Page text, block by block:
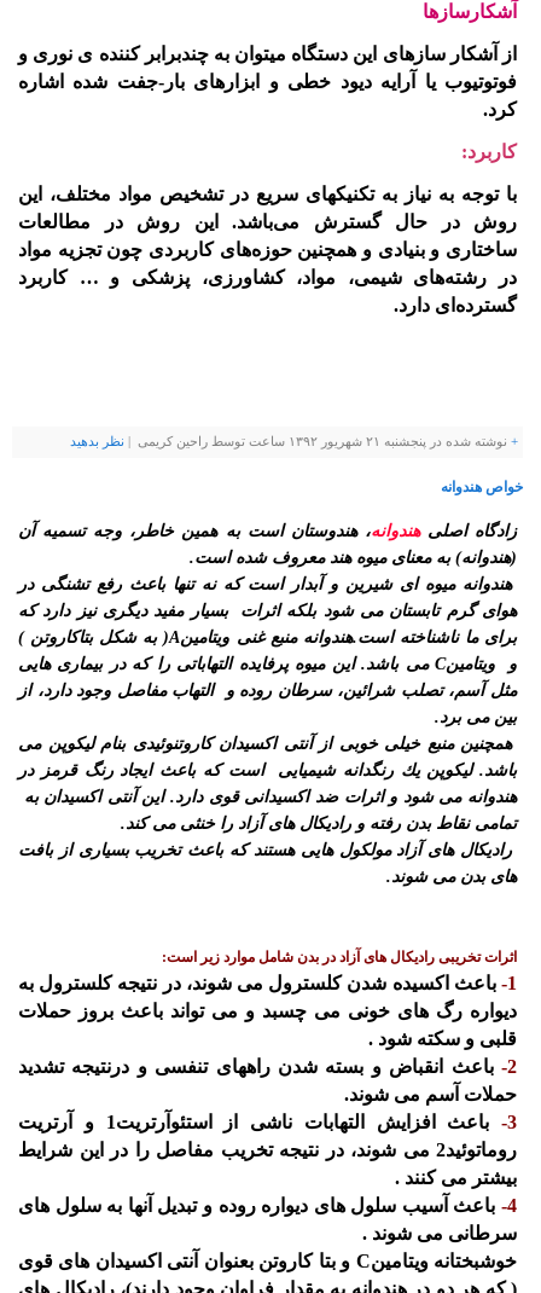
آشکارسازها
از آشکار سازهای این دستگاه میتوان به چندبرابر کننده ی نوری و
فوتوتیوب یا آرایه دیود خطی و ابزارهای بار-جفت شده اشاره
کرد.
کاربرد:
با توجه به نیاز به تکنیکهای سریع در تشخیص مواد مختلف، این
روش در حال گسترش می‌باشد. این روش در مطالعات
ساختاری و بنیادی و همچنین حوزه‌های کاربردی چون تجزیه مواد
در رشته‌های شیمی، مواد، کشاورزی، پزشکی و … کاربرد
گسترده‌ای دارد.
+ نوشته شده در پنجشنبه ۲۱ شهریور ۱۳۹۲ ساعت توسط راحین کریمی | نظر بدهيد
خواص هندوانه
زادگاه اصلیهندوانه، هندوستان است به همین خاطر، وجه تسمیه آن
(هندوانه) به معنای میوه هند معروف شده است.
هندوانه میوه ای شیرین و آبدار است كه نه تنها باعث رفع تشنگی در
هوای گرم تابستان می شود بلكه اثرات بسیار مفید دیگری نیز دارد كه
برای ما ناشناخته است.هندوانه منبع غنی ویتامینA( به شكل بتاكاروتن )
و ویتامینC می باشد. این میوه پرفایده التهاباتی را كه در بیماری هایی
مثل آسم، تصلب شرائین، سرطان روده و التهاب مفاصل وجود دارد، از
بین می برد.
همچنین منبع خیلی خوبی از آنتی اكسیدان كاروتنوئیدی بنام لیكوپن می
باشد. لیكوپن یك رنگدانه شیمیایی است كه باعث ایجاد رنگ قرمز در
هندوانه می شود و اثرات ضد اكسیدانی قوی دارد. این آنتی اكسیدان به
تمامی نقاط بدن رفته و رادیكال های آزاد را خنثی می كند.
رادیكال های آزاد مولكول هایی هستند كه باعث تخریب بسیاری از بافت
های بدن می شوند.
اثرات تخریبی رادیكال های آزاد در بدن شامل موارد زیر است:
1- باعث اكسیده شدن كلسترول می شوند، در نتیجه كلسترول به
دیواره رگ های خونی می چسبد و می تواند باعث بروز حملات
قلبی و سكته شود .
2-
باعث انقباض و بسته شدن راههای تنفسی و درنتیجه تشدید
حملات آسم می شوند.
3-
باعث افزایش التهابات ناشی از استئوآرتریت1 و آرتریت
روماتوئید2 می شوند، در نتیجه تخریب مفاصل را در این شرایط
بیشتر می كنند .
4- باعث آسیب سلول های دیواره روده و تبدیل آنها به سلول های
سرطانی می شوند .
خوشبختانه ویتامینC و بتا كاروتن بعنوان آنتی اكسیدان های قوی
( كه هر دو در هندوانه به مقدار فراوان وجود دارند)، رادیكال های